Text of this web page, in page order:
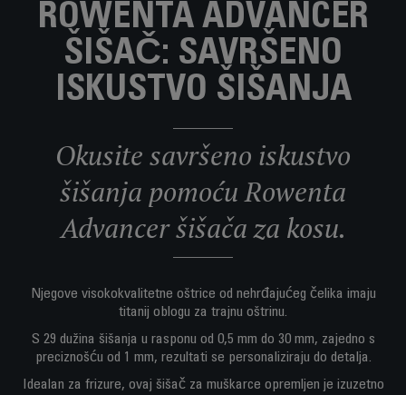
ROWENTA ADVANCER
ŠIŠAČ: SAVRŠENO
ISKUSTVO ŠIŠANJA
Okusite savršeno iskustvo
šišanja pomoću Rowenta
Advancer šišača za kosu.
Njegove visokokvalitetne oštrice od nehrđajućeg čelika imaju
titanij oblogu za trajnu oštrinu.
S 29 dužina šišanja u rasponu od 0,5 mm do 30 mm, zajedno s
preciznošću od 1 mm, rezultati se personaliziraju do detalja.
Idealan za frizure, ovaj šišač za muškarce opremljen je izuzetno